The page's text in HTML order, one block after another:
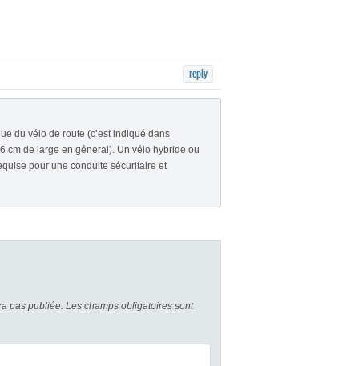
reply
du vélo de route (c’est indiqué dans
cm de large en géneral). Un vélo hybride ou
pour une conduite sécuritaire et
pas publiée. Les champs obligatoires sont